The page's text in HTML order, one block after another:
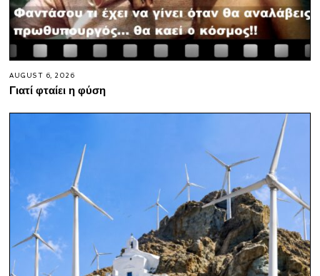
AUGUST 6, 2026
Γιατί φταίει η φύση